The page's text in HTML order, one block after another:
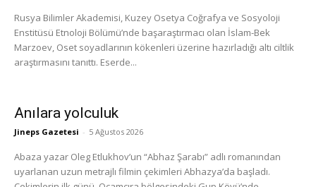
Rusya Bilimler Akademisi, Kuzey Osetya Coğrafya ve Sosyoloji
Enstitüsü Etnoloji Bölümü’nde başaraştırmacı olan İslam-Bek
Marzoev, Oset soyadlarının kökenleri üzerine hazırladığı altı ciltlik
araştırmasını tanıttı. Eserde...
Anılara yolculuk
Jineps Gazetesi - 5 Ağustos 2026
Abaza yazar Oleg Etlukhov’un “Abhaz Şarabı” adlı romanından
uyarlanan uzun metrajlı filmin çekimleri Abhazya’da başladı.